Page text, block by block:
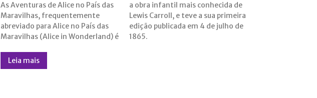
As Aventuras de Alice no País das
Maravilhas, frequentemente
abreviado para Alice no País das
Maravilhas (Alice in Wonderland) é
a obra infantil mais conhecida de
Lewis Carroll, e teve a sua primeira
edição publicada em 4 de julho de
1865.
Leia mais